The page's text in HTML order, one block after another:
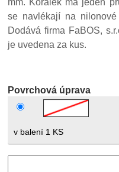
mm. Korálek má jeden
se navlékají na
Dodává firma FaBOS,
je uvedena za kus.
Povrchová úprava
1 KS